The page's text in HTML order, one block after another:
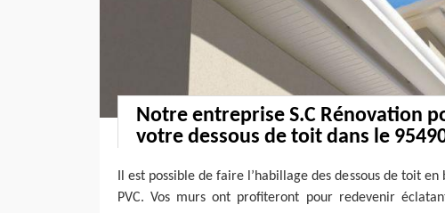
Notre entreprise S.C Rénovation
votre dessous de toit dans le
Il est possible de faire l’habillage des dessous de toit
PVC. Vos murs ont profiteront pour redevenir